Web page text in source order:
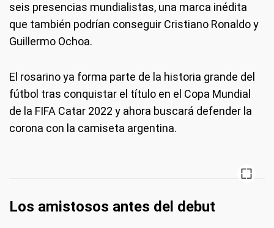
seis presencias mundialistas, una marca inédita
que también podrían conseguir Cristiano Ronaldo y
Guillermo Ochoa.
El rosarino ya forma parte de la historia grande del
fútbol tras conquistar el título en el Copa Mundial
de la FIFA Catar 2022 y ahora buscará defender la
corona con la camiseta argentina.
Los amistosos antes del debut